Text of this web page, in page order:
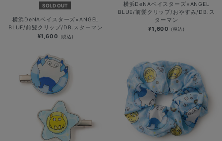
SOLD OUT
横浜DeNAベイスターズ×ANGEL
BLUE/前髪クリップ/DB.スターマン
¥1,600 (税込)
横浜DeNAベイスターズ×ANGEL
BLUE/前髪クリップ/おやすみ/DB.ス
ターマン
¥1,600 (税込)